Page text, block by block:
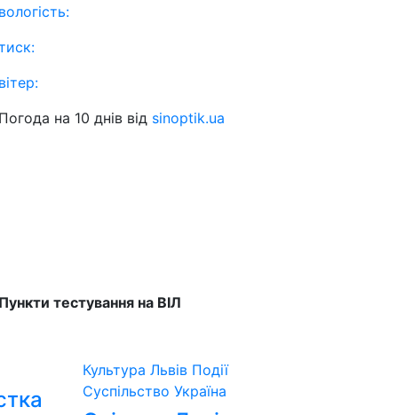
вологість:
вітер:
Погода на 10 днів від sinoptik.ua
Пункти тестування на ВІЛ
Культура Львів Події
Суспільство Україна